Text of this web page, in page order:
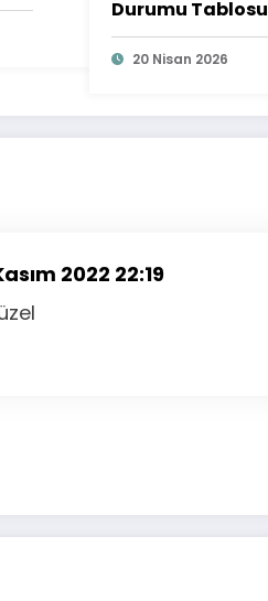
Durumu Tablosu
20 Nisan 2026
2022 22:19